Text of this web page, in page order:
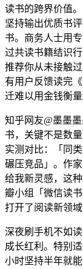
读书的跨界价值
坚持输出优质书
书。商务人士用
过共读书籍结识
推荐你从未接触
有用户反馈读完
迁难以用金钱衡量
知乎网友@墨墨
书，关键不是数
实测对比：「同
碾压竞品」。作
给我新灵感，这
瓣小组「微信读
打开了阅读新领
深夜刷手机不如
成长红利。特别
小时坚持半年就